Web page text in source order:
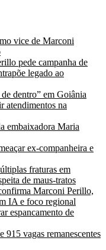
vice de Marconi
pede campanha de
legado ao
dentro” em Goiânia
atendimentos na
embaixadora Maria
ex-companheira e
fraturas em
de maus-tratos
Marconi Perillo,
IA e foco regional
espancamento de
vagas remanescentes